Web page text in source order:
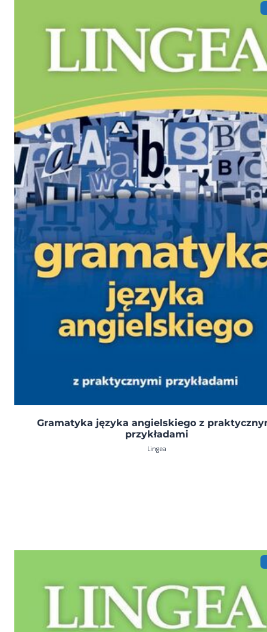
Gramatyka języka angielskiego z
przykładami
Lingea